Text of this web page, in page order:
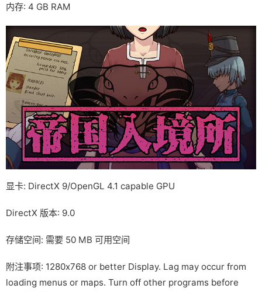
内存: 4 GB RAM
显卡: DirectX 9/OpenGL 4.1 capable GPU
DirectX 版本: 9.0
存储空间: 需要 50 MB 可用空间
附注事项: 1280x768 or better Display. Lag may occur from
loading menus or maps. Turn off other programs before